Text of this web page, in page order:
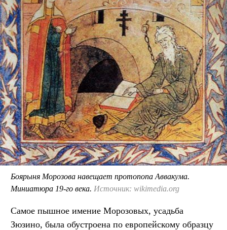
Боярыня Морозова навещает протопопа Аввакума.
Миниатюра 19-го века. Источник: wikimedia.org
Самое пышное имение Морозовых, усадьба
Зюзино, была обустроена по европейскому образцу